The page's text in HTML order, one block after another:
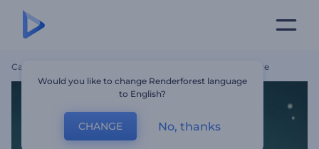
Casa Apribottiglie Magico A Forma Di Palla Di Neve
Would you like to change Renderforest language
to English?
CHANGE No, thanks